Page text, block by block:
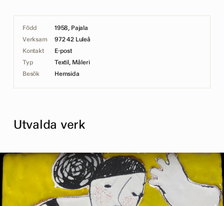
Född
1958, Pajala
Verksam
972 42 Luleå
Kontakt
E-post
Typ
Textil, Måleri
Besök
Hemsida
Utvalda verk